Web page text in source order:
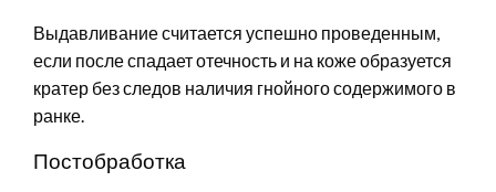
Выдавливание считается успешно проведенным,
если после спадает отечность и на коже образуется
кратер без следов наличия гнойного содержимого в
ранке.
Постобработка